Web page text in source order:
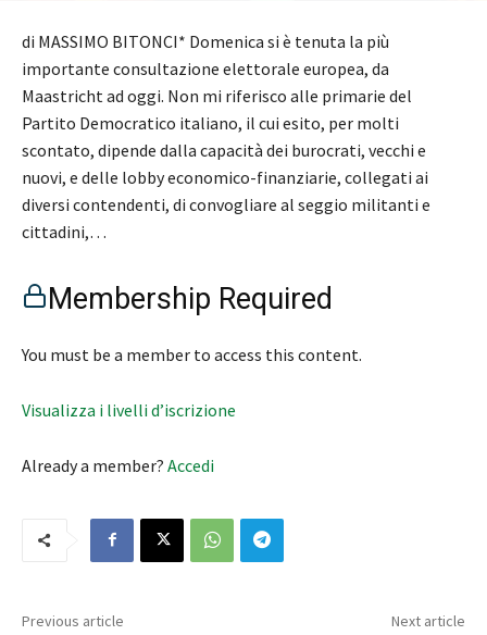
di MASSIMO BITONCI* Domenica si è tenuta la più
importante consultazione elettorale europea, da
Maastricht ad oggi. Non mi riferisco alle primarie del
Partito Democratico italiano, il cui esito, per molti
scontato, dipende dalla capacità dei burocrati, vecchi e
nuovi, e delle lobby economico-finanziarie, collegati ai
diversi contendenti, di convogliare al seggio militanti e
cittadini,…
Membership Required
You must be a member to access this content.
Visualizza i livelli d’iscrizione
Already a member? Accedi
Previous article Next article